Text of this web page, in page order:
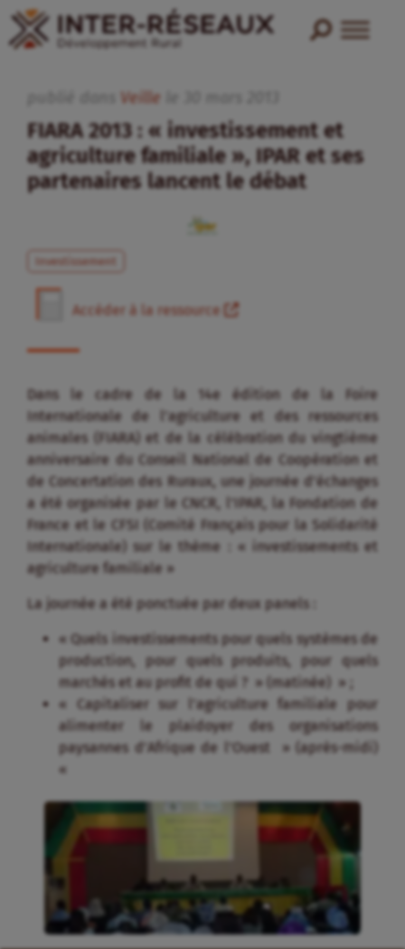
Veille
FIARA 2013 : « investissement et
agriculture familiale », IPAR et ses
partenaires lancent le débat
Investissement
Accéder à la ressource
Dans le cadre de la 14e édition de la Foire
Internationale de l’agriculture et des ressources
animales (FIARA) et de la célébration du vingtième
anniversaire du Conseil National de Coopération et
de Concertation des Ruraux, une journée d’échanges
a été organisée par le CNCR, l’IPAR, la Fondation de
France et le CFSI (Comité Français pour la Solidarité
Internationale) sur le thème : « investissements et
agriculture familiale »
La journée a été ponctuée par deux panels :
« Quels investissements pour quels systèmes de
production, pour quels produits, pour quels
marchés et au profit de qui ? » (matinée) » ;
« Capitaliser sur l’agriculture familiale pour
alimenter le plaidoyer des organisations
paysannes d’Afrique de l’Ouest » (après-midi)
«